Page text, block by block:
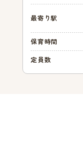
最寄り駅
保育時間
定員数